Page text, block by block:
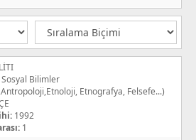
Sosyal Bilimler
Etnografya, Felsefe...)
1992
1